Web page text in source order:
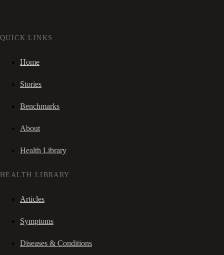
QUICK LINKS
Home
Stories
Benchmarks
About
Health Library
HEALTH LIBRARY
Articles
Symptoms
Diseases & Conditions